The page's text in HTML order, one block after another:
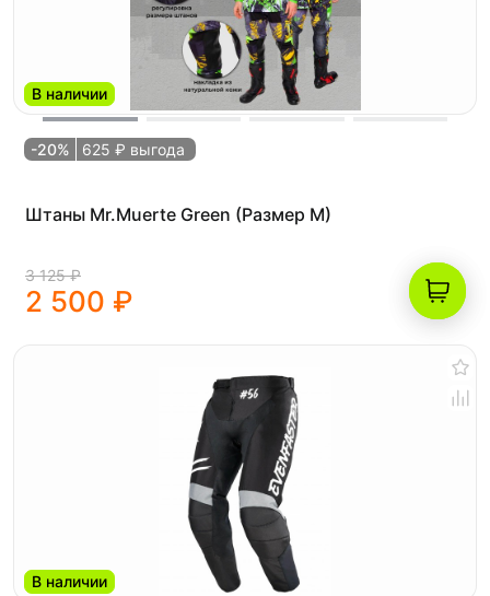
В наличии
-20% 625 ₽ выгода
Штаны Mr.Muerte Green (Размер M)
3 125 ₽
2 500 ₽
В наличии